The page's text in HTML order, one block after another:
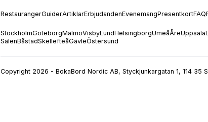
RestaurangerGuiderArtiklarErbjudandenEvenemangPresentkortFAQ
StockholmGöteborgMalmöVisbyLundHelsingborgUmeåÅreUppsala
SälenBåstadSkellefteåGävleÖstersund
Copyright 2026 - BokaBord Nordic AB, Styckjunkargatan 1, 114 35